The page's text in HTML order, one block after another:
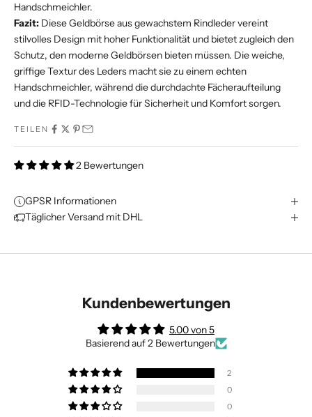
Handschmeichler.
Fazit: Diese Geldbörse aus gewachstem Rindleder vereint
stilvolles Design mit hoher Funktionalität und bietet zugleich den
Schutz, den moderne Geldbörsen bieten müssen. Die weiche,
griffige Textur des Leders macht sie zu einem echten
Handschmeichler, während die durchdachte Fächeraufteilung
und die RFID-Technologie für Sicherheit und Komfort sorgen.
TEILEN
2 Bewertungen
GPSR Informationen
Täglicher Versand mit DHL
Kundenbewertungen
5.00 von 5
Basierend auf 2 Bewertungen
2
0
0